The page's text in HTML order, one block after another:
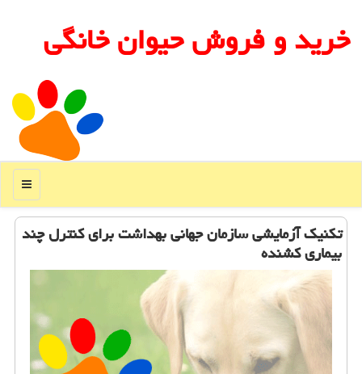
خرید و فروش حیوان خانگی
منو
تكنیك آزمایشی سازمان جهانی بهداشت برای كنترل چند
بیماری كشنده